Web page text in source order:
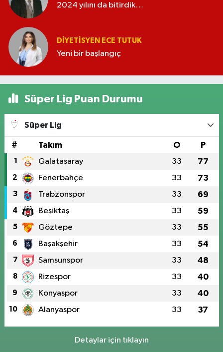
2024 yılını da bitirdik…
DIYETISYEN ECE TUTUK
Yeni bir başlangıç
Süper Lig Puan Durumu
Süper Lig
# Takım O P
1 Galatasaray 33 77
2 Fenerbahçe 33 73
3 Trabzonspor 33 69
4 Beşiktaş 33 59
5 Göztepe 33 55
6 Başakşehir 33 54
7 Samsunspor 33 48
8 Rizespor 33 40
9 Konyaspor 33 40
10 Alanyaspor 33 37
Detaylar için tıklayın